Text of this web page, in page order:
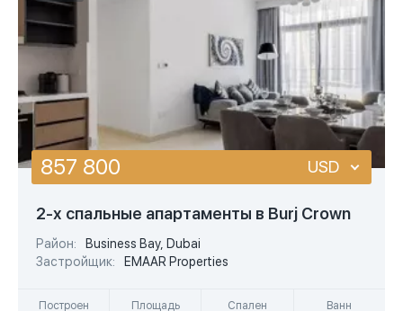
2-х спальные апартаменты в Burj Crown
Район:
Business Bay, Dubai
Застройщик:
EMAAR Properties
Построен Площадь Спален Ванн
857 800 USD